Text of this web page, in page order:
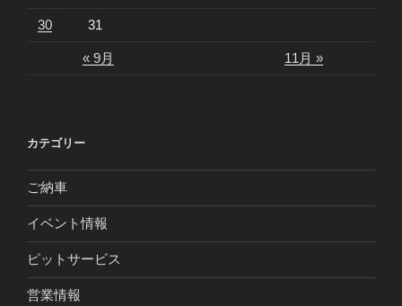
« 9月 11月 »
30 31
カテゴリー
ご納車
イベント情報
ピットサービス
営業情報